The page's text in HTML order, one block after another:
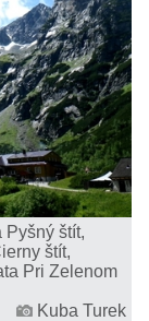
Pyšný štít,
štít,
Pri Zelenom
Kuba Turek